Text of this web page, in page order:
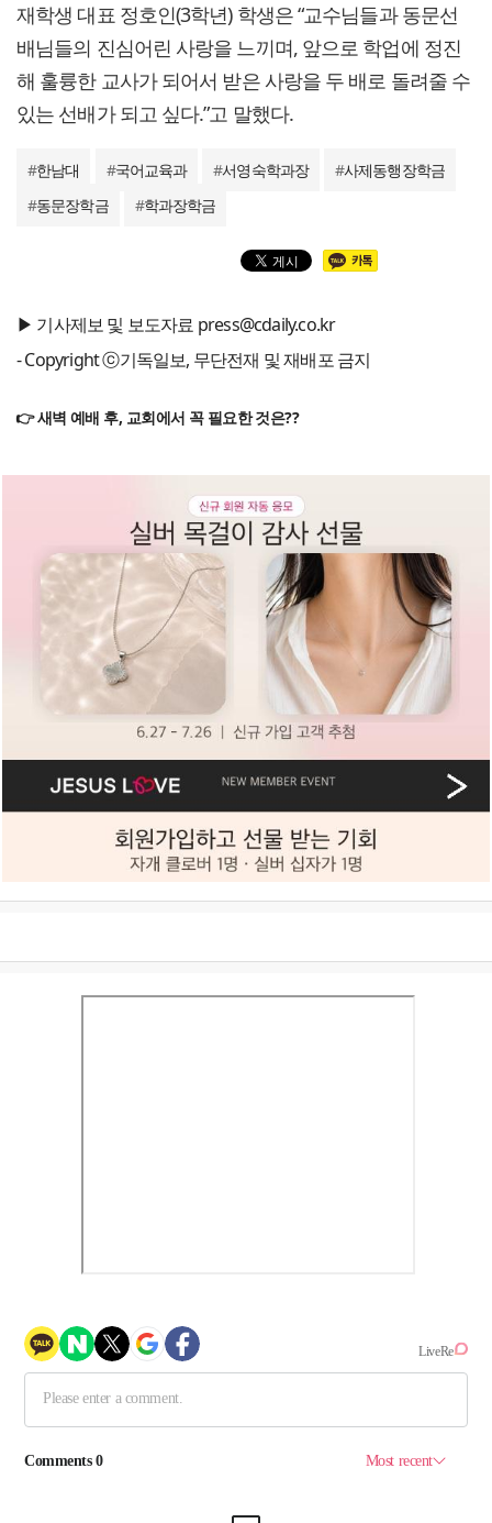
재학생 대표 정호인(3학년) 학생은 “교수님들과 동문선
배님들의 진심어린 사랑을 느끼며, 앞으로 학업에 정진
해 훌륭한 교사가 되어서 받은 사랑을 두 배로 돌려줄 수
있는 선배가 되고 싶다.”고 말했다.
#한남대 #국어교육과 #서영숙학과장 #사제동행장학금
#동문장학금 #학과장학금
▶ 기사제보 및 보도자료 press@cdaily.co.kr
- Copyright ⓒ기독일보, 무단전재 및 재배포 금지
👉 새벽 예배 후, 교회에서 꼭 필요한 것은??